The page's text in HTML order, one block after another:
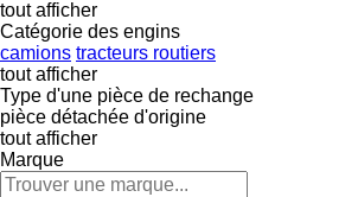
tout afficher
Catégorie des engins
camions tracteurs routiers
tout afficher
Type d'une pièce de rechange
pièce détachée d'origine
tout afficher
Marque